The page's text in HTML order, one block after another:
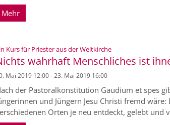
Mehr
Kurs für Priester aus der Weltkirche:
wahrhaft Menschliches ist
Mai 2019 12:00 - 23. Mai 2019 16:00
der Pastoralkonstitution Gaudium et spes
und Jüngern Jesu Christi fremd
Orten je neu entdeckt, gelebt und